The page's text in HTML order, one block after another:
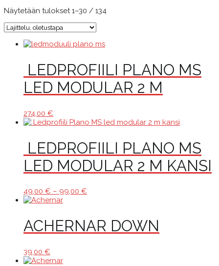
Näytetään tulokset 1–30 / 134
LEDPROFIILI PLANO MS
LED MODULAR 2 M
274,00 €
LEDPROFIILI PLANO MS
LED MODULAR 2 M KANSI
49,00 € – 99,00 €
ACHERNAR DOWN
39,00 €